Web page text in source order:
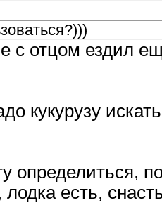
с отцом ездил
кукурузу
определиться,
есть,